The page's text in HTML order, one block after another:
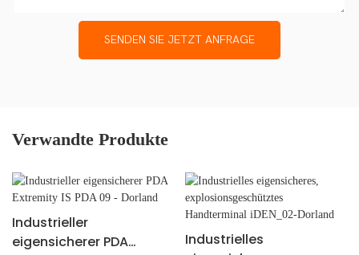
SENDEN SIE JETZT ANFRAGE
Verwandte Produkte
Industrieller
eigensicherer PDA
Industrielles